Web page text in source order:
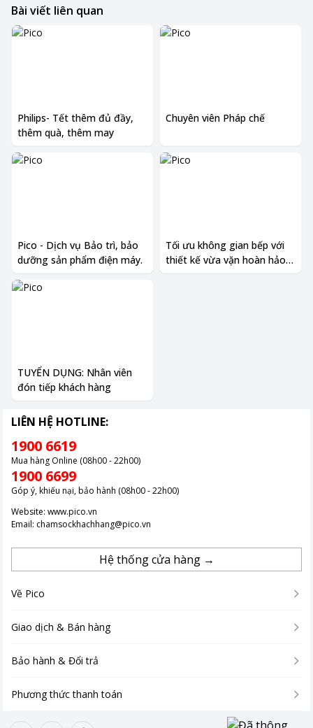
Bài viết liên quan
Philips- Tết thêm đủ đầy,
thêm quà, thêm may
Chuyên viên Pháp chế
Pico - Dịch vụ Bảo trì, bảo
dưỡng sản phẩm điện máy.
Tối ưu không gian bếp với
thiết kế vừa vặn hoàn hảo
TUYỂN DỤNG: Nhân viên
đón tiếp khách hàng
LIÊN HỆ HOTLINE:
1900 6619
Mua hàng Online (08h00 - 22h00)
1900 6699
Góp ý, khiếu nại, bảo hành (08h00 - 22h00)
Website: www.pico.vn
Email: chamsockhachhang@pico.vn
Hệ thống cửa hàng →
Về Pico
Giao dịch & Bán hàng
Bảo hành & Đổi trả
Phương thức thanh toán